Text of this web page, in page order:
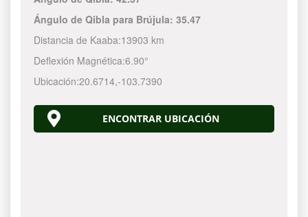
Ángulo de Qibla para Brújula:35.47
Distancia de Kaaba:13903 km
Deflexión Magnética:6.90°
Ubicación:20.6714,-103.7390
ENCONTRAR UBICACIÓN